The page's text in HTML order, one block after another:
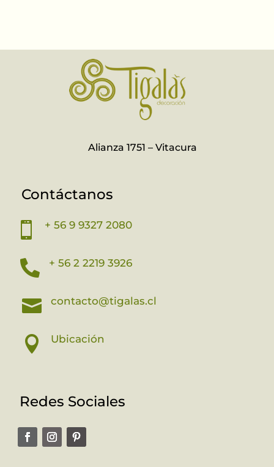
Alianza 1751 – Vitacura
Contáctanos
 + 56 9 9327 2080
 + 56 2 2219 3926
 contacto@tigalas.cl
 Ubicación
Redes Sociales